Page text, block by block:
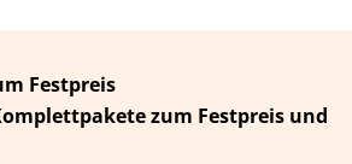
Festpreis
zum Festpreis und